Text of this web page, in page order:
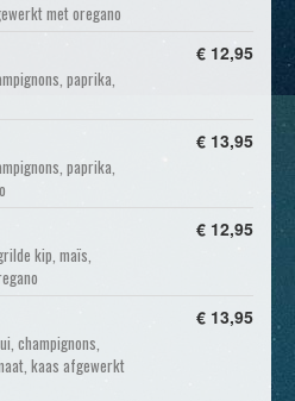
met oregano
paprika,
€ 12,95
paprika,
€ 13,95
kip, maïs,
€ 12,95
champignons,
kaas afgewerkt
€ 13,95